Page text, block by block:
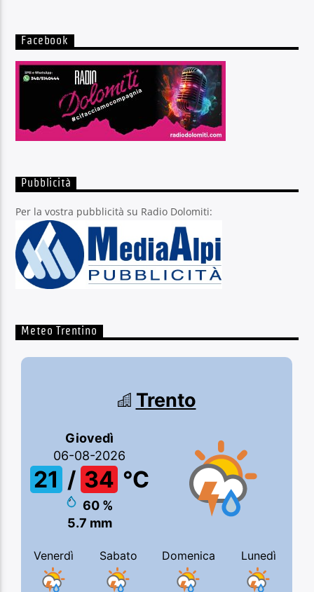
Facebook
Pubblicità
Per la vostra pubblicità su Radio Dolomiti:
Meteo Trentino